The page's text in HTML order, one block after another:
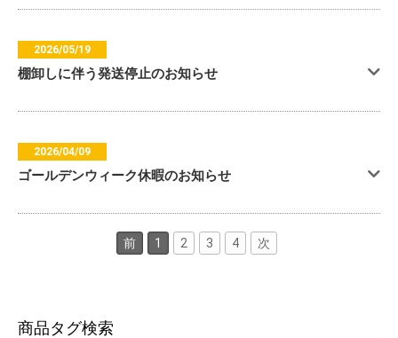
2026/05/19
棚卸しに伴う発送停止のお知らせ
2026/04/09
ゴールデンウィーク休暇のお知らせ
前 1 2 3 4 次
商品タグ検索